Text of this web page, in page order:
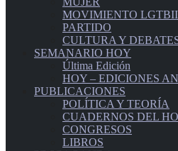
MOVIMIENTO
PARTIDO
CULTURA Y
SEMANARIO HOY
Última Edición
HOY – EDICIONES
PUBLICACIONES
POLÍTICA Y TEORÍA
CUADERNOS DEL
CONGRESOS
LIBROS